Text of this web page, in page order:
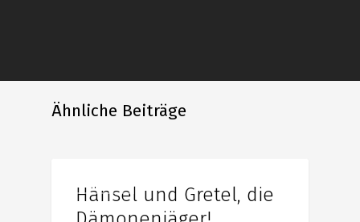
Ähnliche Beiträge
Hänsel und Gretel, die